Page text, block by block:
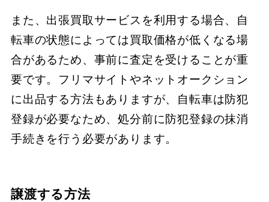
​​​また、​​​​出張買取サービスを利用する場合、​​​​自
転車の状態によっては買取価格が低くなる場
合があるため、​​​​事前に査定を受けることが重
要です。​​​​フリマサイトやネットオークション
に出品する方法もありますが、​​​​自転車は防犯
登録が必要なため、​​​​処分前に防犯登録の抹消
手続きを行う必要があります。
譲渡する方法